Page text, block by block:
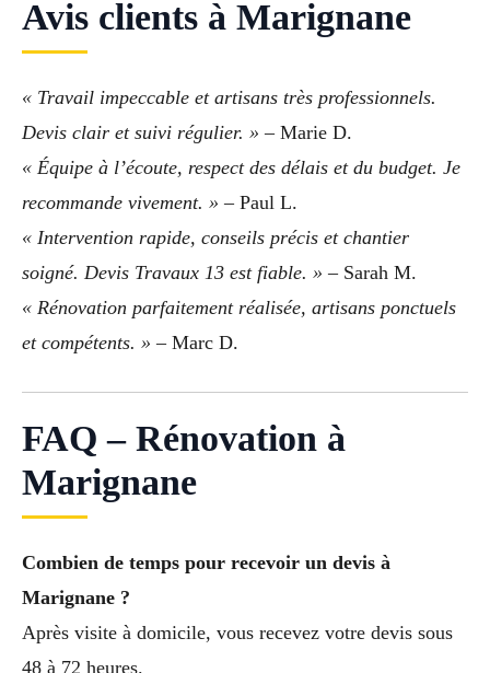
Avis clients à Marignane
« Travail impeccable et artisans très professionnels.
Devis clair et suivi régulier. » – Marie D.
« Équipe à l’écoute, respect des délais et du budget. Je
recommande vivement. » – Paul L.
« Intervention rapide, conseils précis et chantier
soigné. Devis Travaux 13 est fiable. » – Sarah M.
« Rénovation parfaitement réalisée, artisans ponctuels
et compétents. » – Marc D.
FAQ – Rénovation à
Marignane
Combien de temps pour recevoir un devis à
Marignane ?
Après visite à domicile, vous recevez votre devis sous
48 à 72 heures.